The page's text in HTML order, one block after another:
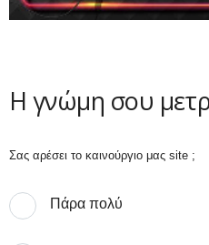
Η γνώμη σου
Σας αρέσει το καινούργιο μας site ;
Πάρα πολύ